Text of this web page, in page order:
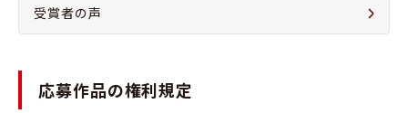
受賞者の声
応募作品の権利規定